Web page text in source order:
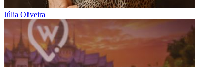
Júlia Oliveira